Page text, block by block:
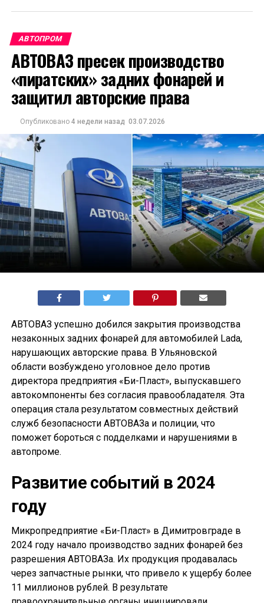
АВТОПРОМ
АВТОВАЗ пресек производство
«пиратских» задних фонарей и
защитил авторские права
Опубликовано 4 недели назад 03.07.2026
АВТОВАЗ успешно добился закрытия производства
незаконных задних фонарей для автомобилей Lada,
нарушающих авторские права. В Ульяновской
области возбуждено уголовное дело против
директора предприятия «Би-Пласт», выпускавшего
автокомпоненты без согласия правообладателя. Эта
операция стала результатом совместных действий
служб безопасности АВТОВАЗа и полиции, что
поможет бороться с подделками и нарушениями в
автопроме.
Развитие событий в 2024
году
Микропредприятие «Би-Пласт» в Димитровграде в
2024 году начало производство задних фонарей без
разрешения АВТОВАЗа. Их продукция продавалась
через запчастные рынки, что привело к ущербу более
11 миллионов рублей. В результате